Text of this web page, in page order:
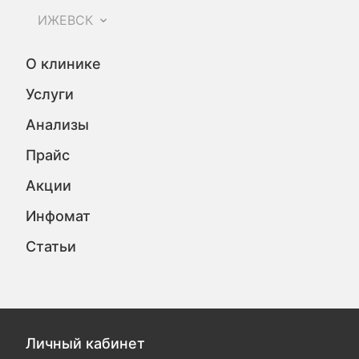
ИЖЕВСК
О клинике
Услуги
Анализы
Прайс
Акции
Инфомат
Статьи
Личный кабинет